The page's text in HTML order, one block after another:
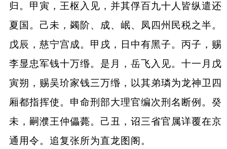
归。甲寅，王枢入见，并其俘百九十人皆纵遣还
夏国。己未，蠲阶、成、岷、凤四州民税之半。
戊辰，慈宁宫成。甲戌，日中有黑子。丙子，赐
李显忠军钱十万缗。是月，岳飞入见。十一月戊
寅朔，赐吴玠家钱三万缗，以其弟璘为龙神卫四
厢都指挥使。申命刑部大理官编次刑名断例。癸
未，嗣濮王仲儡薨。己丑，诏三省官属详覆在京
通用令。追复张所为直龙图阁。